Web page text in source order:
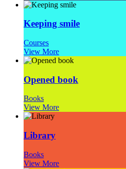
Keeping smile
Courses
View More
Opened book
Books
View More
Library
Books
View More